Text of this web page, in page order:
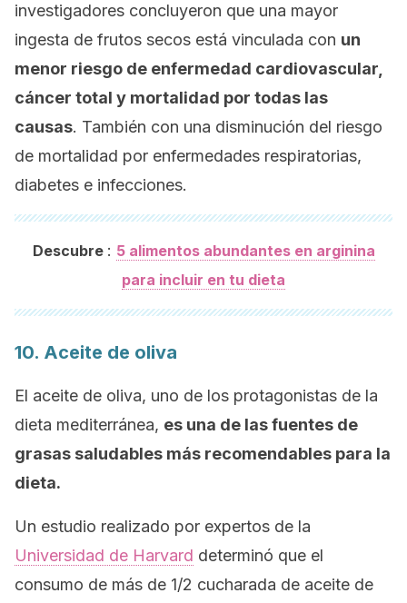
investigadores concluyeron que una mayor
ingesta de frutos secos está vinculada con un
menor riesgo de enfermedad cardiovascular,
cáncer total y mortalidad por todas las
causas. También con una disminución del riesgo
de mortalidad por enfermedades respiratorias,
diabetes e infecciones.
Descubre : 5 alimentos abundantes en arginina
para incluir en tu dieta
10. Aceite de oliva
El aceite de oliva, uno de los protagonistas de la
dieta mediterránea, es una de las fuentes de
grasas saludables más recomendables para la
dieta.
Un estudio realizado por expertos de la
Universidad de Harvard determinó que el
consumo de más de 1/2 cucharada de aceite de